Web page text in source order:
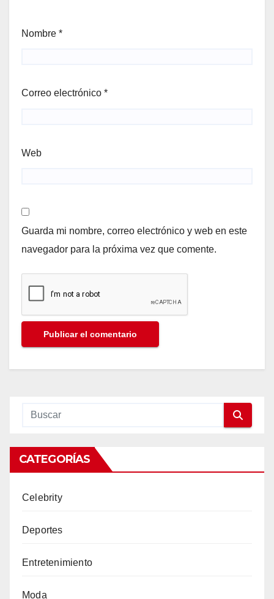
Nombre *
Correo electrónico *
Web
Guarda mi nombre, correo electrónico y web en este
navegador para la próxima vez que comente.
CATEGORÍAS
Celebrity
Deportes
Entretenimiento
Moda